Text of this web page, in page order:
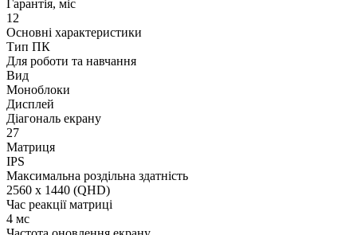
Гарантія, міс
12
Основні характеристики
Тип ПК
Для роботи та навчання
Вид
Моноблоки
Дисплей
Діагональ екрану
27
Матриця
IPS
Максимальна роздільна здатність
2560 x 1440 (QHD)
Час реакції матриці
4 мс